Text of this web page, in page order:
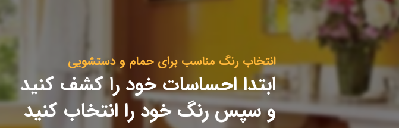
انتخاب رنگ مناسب برای حمام و دستشویی
ابتدا احساسات خود را کشف کنید
و سپس رنگ خود را انتخاب کنید